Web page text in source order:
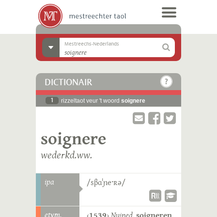
Mestreechs-Nederlands
DICTIONAIR
1 rizzeltaot veur 't woord soignere
soignere
wederkd.ww.
ipa /sβɑˈɲeˑʀə/
etym.